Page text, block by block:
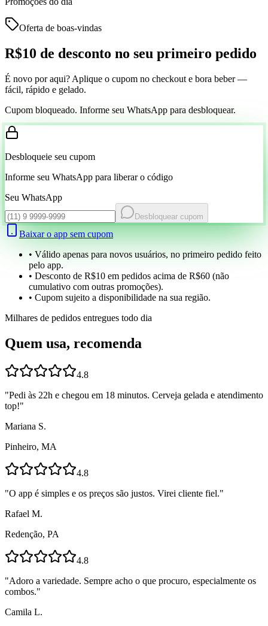
Oferta de boas-vindas
R$10 de desconto no seu primeiro pedido
É novo por aqui? Aplique o cupom no checkout e bora beber —
fácil, rápido e gelado.
Cupom bloqueado. Informe seu WhatsApp para desbloquear.
Desbloqueie seu cupom
Informe seu WhatsApp para liberar o código
Seu WhatsApp
Desbloquear cupom
Baixar o app sem cupom
• Válido apenas para novos usuários, no primeiro pedido feito
pelo app.
• Desconto de R$10 em pedidos acima de R$60 (não
cumulativo com outras promoções).
• Cupom sujeito a disponibilidade na sua região.
Milhares de pedidos entregues todo dia
Quem usa, recomenda
4.8
"Pedi às 22h e chegou em 18 minutos. Cerveja gelada e atendimento
top!"
Mariana S.
Pinheiro, MA
4.8
"O app é simples e os preços são justos. Virei cliente fiel."
Rafael M.
Redenção, PA
4.8
"Adoro a variedade. Sempre acho o que procuro, especialmente os
combos."
Camila L.